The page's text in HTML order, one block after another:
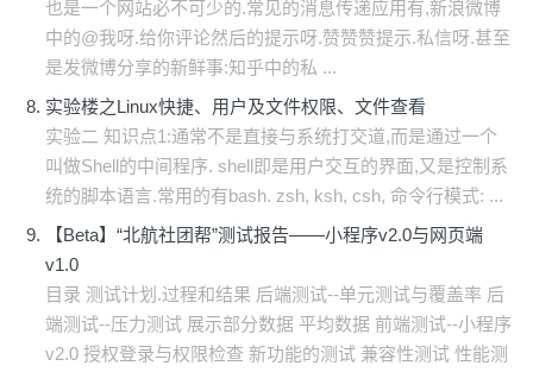
也是一个网站必不可少的.常见的消息传递应用有,新浪微博
中的@我呀.给你评论然后的提示呀.赞赞赞提示.私信呀.甚至
是发微博分享的新鲜事:知乎中的私 ...
实验楼之Linux快捷、用户及文件权限、文件查看
实验二 知识点1:通常不是直接与系统打交道,而是通过一个
叫做Shell的中间程序. shell即是用户交互的界面,又是控制系
统的脚本语言.常用的有bash. zsh, ksh, csh, 命令行模式: ...
【Beta】“北航社团帮”测试报告——小程序v2.0与网页端
v1.0
目录 测试计划.过程和结果 后端测试--单元测试与覆盖率 后
端测试--压力测试 展示部分数据 平均数据 前端测试--小程序
v2.0 授权登录与权限检查 新功能的测试 兼容性测试 性能测